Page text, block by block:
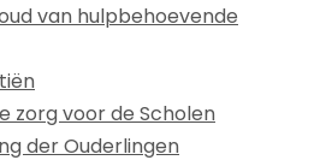
van hulpbehoevende
zorg voor de Scholen
der Ouderlingen